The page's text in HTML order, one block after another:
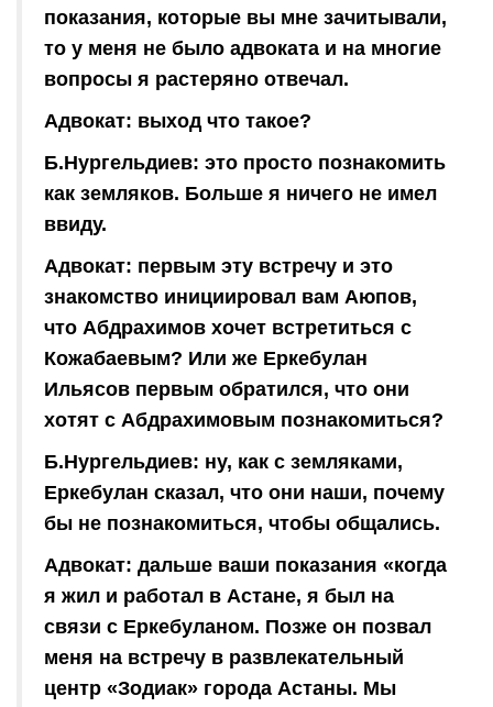
показания, которые вы мне зачитывали,
то у меня не было адвоката и на многие
вопросы я растеряно отвечал.
Адвокат: выход что такое?
Б.Нургельдиев: это просто познакомить
как земляков. Больше я ничего не имел
ввиду.
Адвокат: первым эту встречу и это
знакомство инициировал вам Аюпов,
что Абдрахимов хочет встретиться с
Кожабаевым? Или же Еркебулан
Ильясов первым обратился, что они
хотят с Абдрахимовым познакомиться?
Б.Нургельдиев: ну, как с земляками,
Еркебулан сказал, что они наши, почему
бы не познакомиться, чтобы общались.
Адвокат: дальше ваши показания «когда
я жил и работал в Астане, я был на
связи с Еркебуланом. Позже он позвал
меня на встречу в развлекательный
центр «Зодиак» города Астаны. Мы